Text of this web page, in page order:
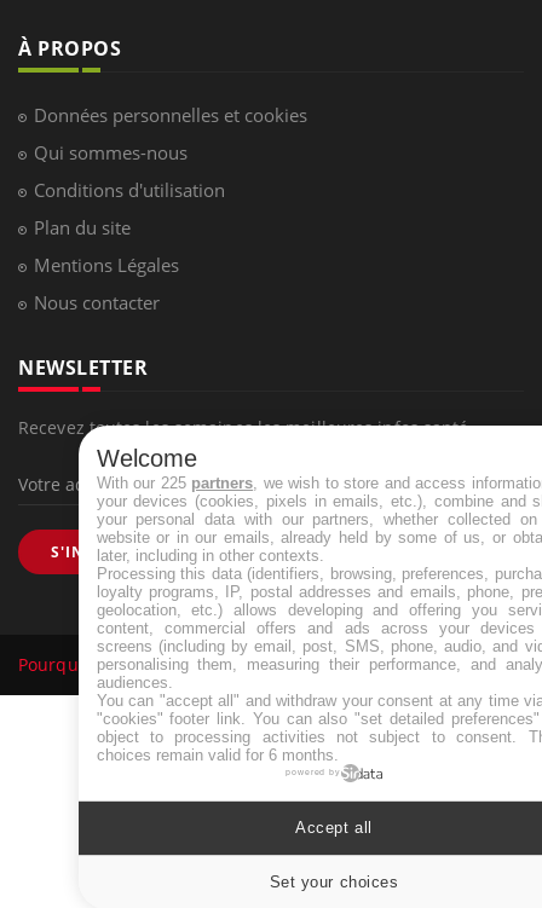
À PROPOS
Données personnelles et cookies
Qui sommes-nous
Conditions d'utilisation
Plan du site
Mentions Légales
Nous contacter
NEWSLETTER
Recevez toutes les semaines les meilleures infos santé
S'INSCRIRE
Pourquoi Docteur Tous droits réservés, 2026
Welcome
With our 225 partners , we wish to store and access
your devices (cookies, pixels in emails, etc.), combine and
your personal data with our partners, whether collected
website or in our emails, already held by some of us, or
later, including in other contexts.
Processing this data (identifiers, browsing, preferences,
loyalty programs, IP, postal addresses and emails, phone,
geolocation, etc.) allows developing and offering you
content, commercial offers and ads across your devices
screens (including by email, post, SMS, phone, audio, and
personalising them, measuring their performance, and
audiences.
You can "accept all" and withdraw your consent at any time
"cookies" footer link . You can also "set detailed
object to processing activities not subject to consent.
choices remain valid for 6 months.
powered by
Set your choices
Accept all